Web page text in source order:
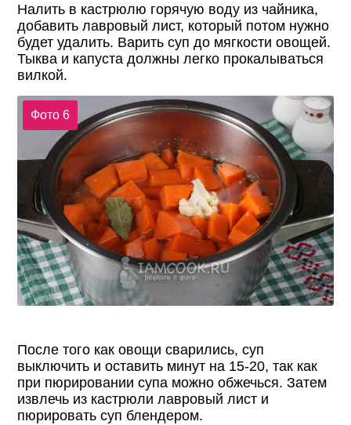
Налить в кастрюлю горячую воду из чайника,
добавить лавровый лист, который потом нужно
будет удалить. Варить суп до мягкости овощей.
Тыква и капуста должны легко прокалываться
вилкой.
Фото 6
После того как овощи сварились, суп
выключить и оставить минут на 15-20, так как
при пюрировании супа можно обжечься. Затем
извлечь из кастрюли лавровый лист и
пюрировать суп блендером.